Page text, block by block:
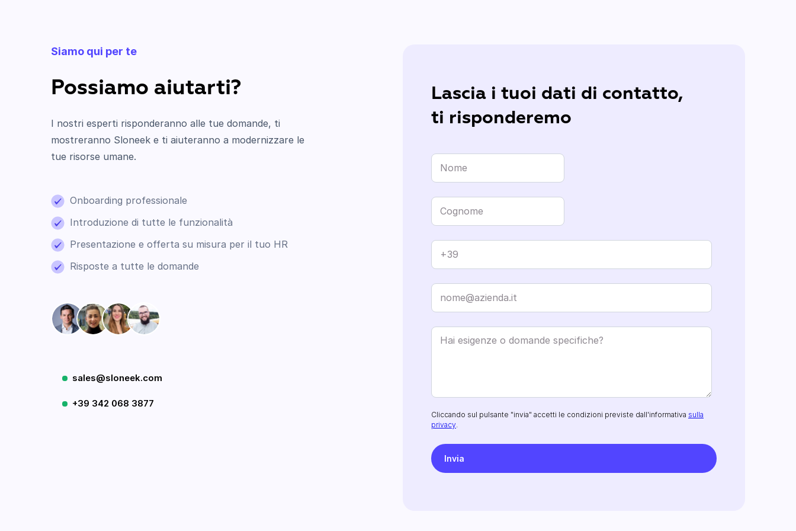
Siamo qui per te
Possiamo aiutarti?
I nostri esperti risponderanno alle tue domande, ti
mostreranno Sloneek e ti aiuteranno a modernizzare le
tue risorse umane.
Onboarding professionale
Introduzione di tutte le funzionalità
Presentazione e offerta su misura per il tuo HR
Risposte a tutte le domande
sales@sloneek.com
+39 342 068 3877
Lascia i tuoi dati di contatto,
ti risponderemo
Cliccando sul pulsante "invia" accetti le condizioni previste dall'informativa sulla
privacy